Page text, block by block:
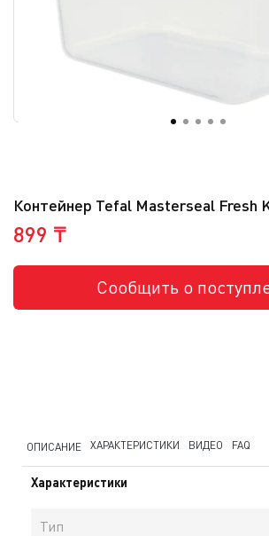
Контейнер Tefal Masterseal Fresh
899 ₸
Сообщить о
ОПИСАНИЕ ХАРАКТЕРИСТИКИ ВИДЕО FAQ
Характеристики
Тип